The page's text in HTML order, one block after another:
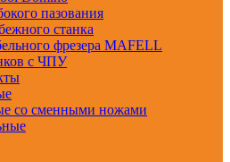
пазования
станка
фрезера MAFELL
с ЧПУ
со сменными ножами